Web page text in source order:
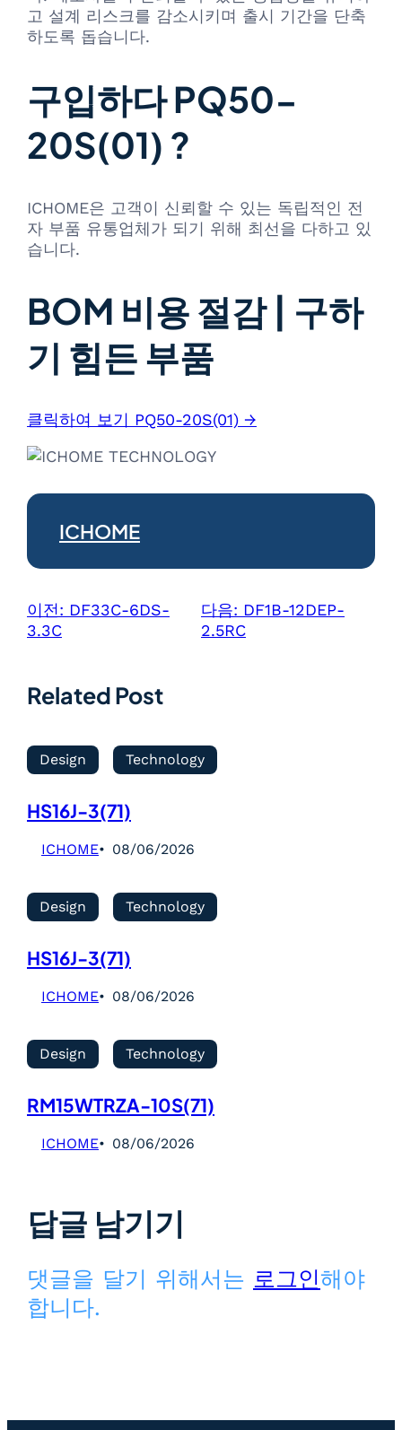
고 설계 리스크를 감소시키며 출시 기간을 단축
하도록 돕습니다.
구입하다 PQ50-
20S(01) ?
ICHOME은 고객이 신뢰할 수 있는 독립적인 전
자 부품 유통업체가 되기 위해 최선을 다하고 있
습니다.
BOM 비용 절감 | 구하
기 힘든 부품
클릭하여 보기 PQ50-20S(01) →
ICHOME
이전: DF33C-6DS-
3.3C
다음: DF1B-12DEP-
2.5RC
Related Post
Design Technology
HS16J-3(71)
ICHOME 08/06/2026
Design Technology
HS16J-3(71)
ICHOME 08/06/2026
Design Technology
RM15WTRZA-10S(71)
ICHOME 08/06/2026
답글 남기기
댓글을 달기 위해서는 로그인해야
합니다.